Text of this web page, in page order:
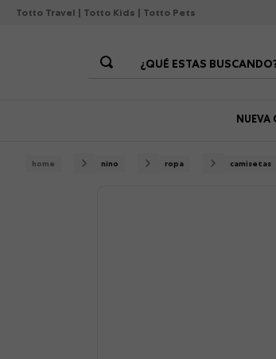
Totto Travel | Totto Kids | Totto Pets
¿QUÉ ESTAS BUSCANDO?
NUEVA
nino ropa camisetas